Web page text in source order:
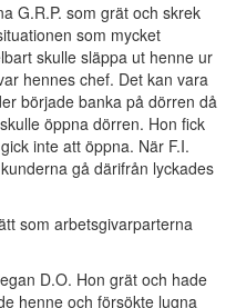
G.R.P. som grät och skrek
som mycket
skulle släppa ut henne ur
hennes chef. Det kan vara
började banka på dörren då
öppna dörren. Hon fick
inte att öppna. När F.I.
gå därifrån lyckades
som arbetsgivarparterna
D.O. Hon grät och hade
henne och försökte lugna